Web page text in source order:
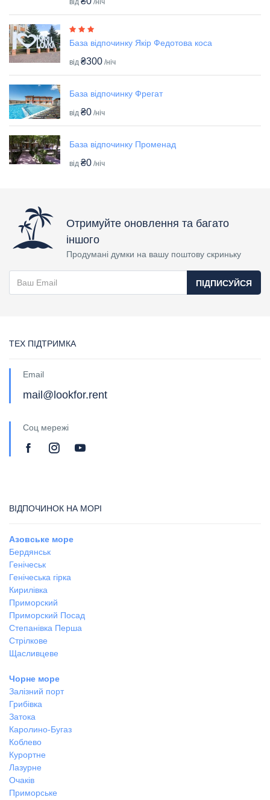
від /ніч
База відпочинку Якір Федотова коса
від ₴300 /ніч
База відпочинку Фрегат
від ₴0 /ніч
База відпочинку Променад
від ₴0 /ніч
Отримуйте оновлення та багато
іншого
Продумані думки на вашу поштову скриньку
ПІДПИСУЙСЯ
ТЕХ ПІДТРИМКА
Email
mail@lookfor.rent
Соц мережі
ВІДПОЧИНОК НА МОРІ
Азовське море
Бердянськ
Генічеськ
Генічеська гірка
Кирилівка
Приморский
Приморский Посад
Степанівка Перша
Стрілкове
Щасливцеве
Чорне море
Залізний порт
Грибівка
Затока
Каролино-Бугаз
Коблево
Курортне
Лазурне
Очаків
Приморське